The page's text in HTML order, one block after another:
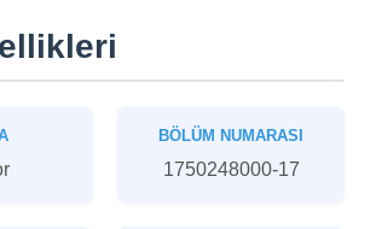
BÖLÜM NUMARASI
1750248000-17